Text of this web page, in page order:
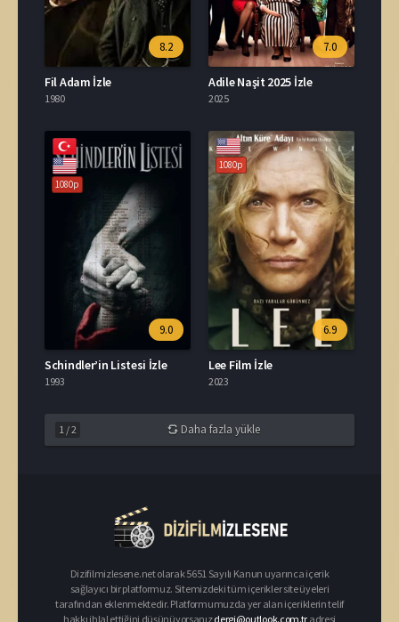
8.2
Fil Adam İzle
1980
7.0
Adile Naşit 2025 İzle
2025
1080p
9.0
Schindler’in Listesi İzle
1993
1080p
6.9
Lee Film İzle
2023
1 /2 Daha fazla yükle
Dizifilmizlesene.net olarak 5651 Sayılı Kanun uyarınca içerik
sağlayıcı bir platformuz. Sitemizdeki tüm içerikler site üyeleri
tarafından eklenmektedir. Platformumuzda yer alan içeriklerin telif
hakkı ihlal ettiğini düşünüyorsanızdergi@outlook.com.tr adresi